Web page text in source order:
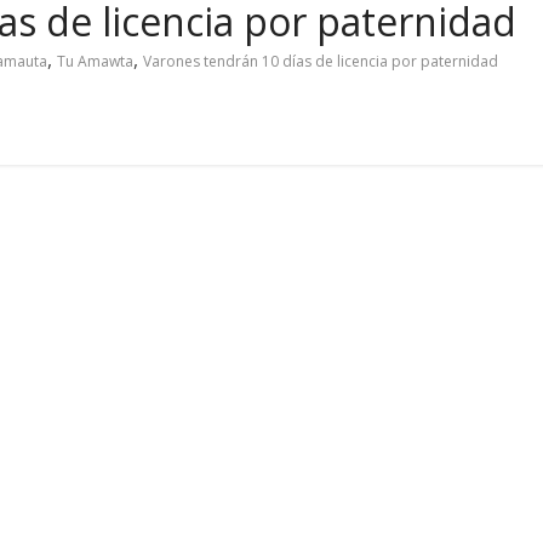
de licencia por paternidad
, Tu Amawta, Varones tendrán 10 días de licencia por paternidad